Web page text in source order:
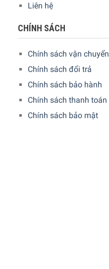
Liên hệ
CHÍNH SÁCH
Chính sách vận chuyển
Chính sách đổi trả
Chính sách bảo hành
Chính sách thanh toán
Chính sách bảo mật